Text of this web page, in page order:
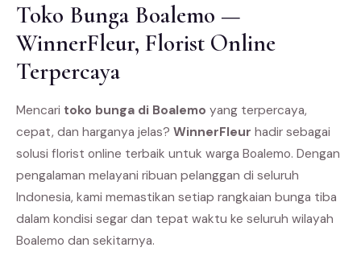
Toko Bunga Boalemo —
WinnerFleur, Florist Online
Terpercaya
Mencari toko bunga di Boalemo yang terpercaya,
cepat, dan harganya jelas? WinnerFleur hadir sebagai
solusi florist online terbaik untuk warga Boalemo. Dengan
pengalaman melayani ribuan pelanggan di seluruh
Indonesia, kami memastikan setiap rangkaian bunga tiba
dalam kondisi segar dan tepat waktu ke seluruh wilayah
Boalemo dan sekitarnya.